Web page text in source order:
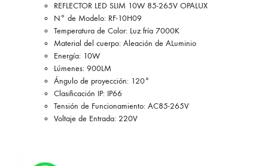
REFLECTOR LED SLIM 10W 85-265V OPALUX
N° de Modelo: RF-10H09
Temperatura de Color: Luz fría 7000K
Material del cuerpo: Aleación de ALuminio
Energía: 10W
Lúmenes: 900LM
Ángulo de proyección: 120°
Clasificación IP: IP66
Tensión de Funcionamiento: AC85-265V
Voltaje de Entrada: 220V